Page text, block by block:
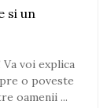
si un
voi explica
o poveste
oamenii ...